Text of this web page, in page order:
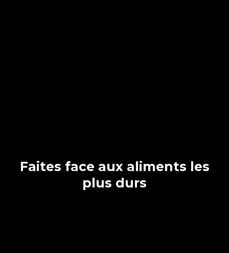
Faites face aux aliments les
plus durs